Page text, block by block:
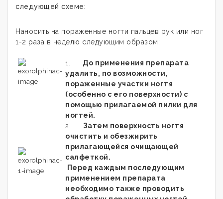
следующей схеме:
Наносить на пораженные ногти пальцев рук или ног
1-2 раза в неделю следующим образом:
1.
До применения препарата
удалить, по возможности,
пораженные участки ногтя
(особенно с его поверхности) с
помощью прилагаемой пилки для
ногтей.
2.
Затем поверхность ногтя
очистить и обезжирить
прилагающейся очищающей
салфеткой.
Перед каждым последующим
применением препарата
необходимо также проводить